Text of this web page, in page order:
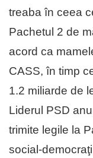
treaba în ceea
Pachetul 2 de
acord ca
CASS, în timp
1.2 miliarde de
Liderul PSD
trimite legile la
social-